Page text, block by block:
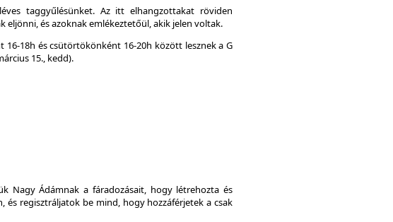
taggyűlésünket. Az itt elhangzottakat röviden
és azoknak emlékeztetőül, akik jelen voltak.
18h és csütörtökönként 16-20h között lesznek a G
15., kedd).
Nagy Ádámnak a fáradozásait, hogy létrehozta és
és regisztráljatok be mind, hogy hozzáférjetek a csak